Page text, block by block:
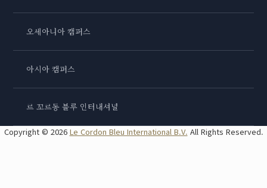
오세아니아 캠퍼스
아시아 캠퍼스
르 꼬르동 블루 인터내셔널
Copyright © 2026 Le Cordon Bleu International B.V. All Rights Reserved.